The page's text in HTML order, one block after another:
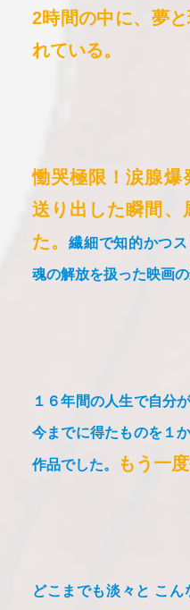
2時間の中に、夢
れている。
慟哭極限！涙腺爆
送り出した瞬間、
た。繊細で知的かつス
魂の解放を扱った映画の
１６年間の人生で自分
今までに得たものを １
作品でした。 もう一
どこまでも淡々と こん